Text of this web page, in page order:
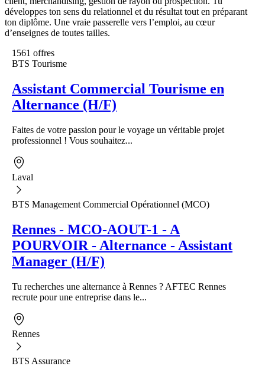
développes ton sens du relationnel et du résultat tout en préparant
ton diplôme. Une vraie passerelle vers l’emploi, au cœur
d’enseignes de toutes tailles.
1561 offres
BTS Tourisme
Assistant Commercial Tourisme en
Alternance (H/F)
Faites de votre passion pour le voyage un véritable projet
professionnel ! Vous souhaitez...
Laval
BTS Management Commercial Opérationnel (MCO)
Rennes - MCO-AOUT-1 - A
POURVOIR - Alternance - Assistant
Manager (H/F)
Tu recherches une alternance à Rennes ? AFTEC Rennes
recrute pour une entreprise dans le...
Rennes
BTS Assurance